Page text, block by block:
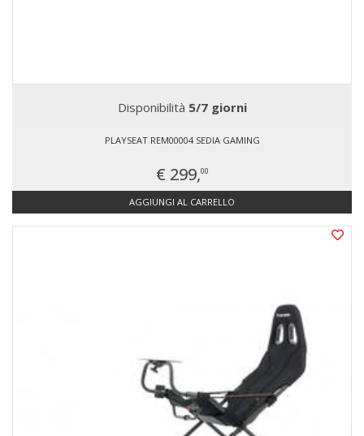
Disponibilità 5/7 giorni
PLAYSEAT REM00004 SEDIA GAMING
€ 299,00
AGGIUNGI AL CARRELLO